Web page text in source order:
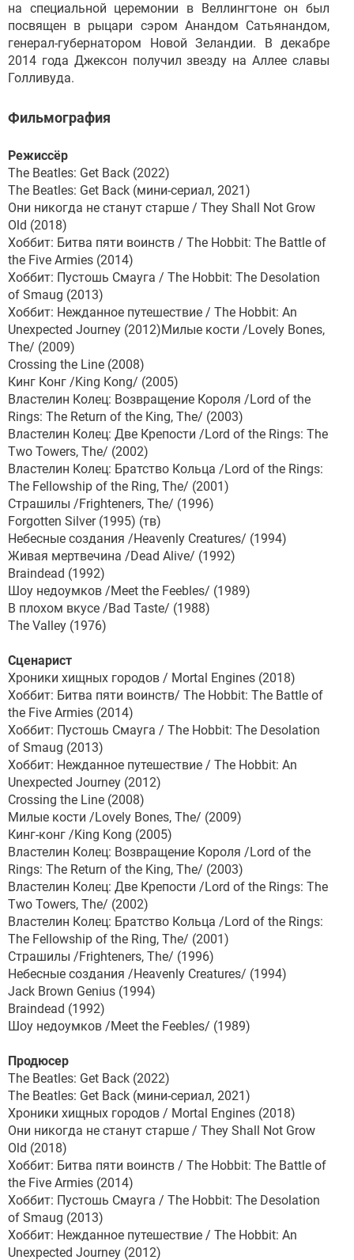
на специальной церемонии в Веллингтоне он был
посвящен в рыцари сэром Анандом Сатьянандом,
генерал-губернатором Новой Зеландии. В декабре
2014 года Джексон получил звезду на Аллее славы
Голливуда.
Фильмография
Режиссёр
The Beatles: Get Back (2022)
The Beatles: Get Back (мини-сериал, 2021)
Они никогда не станут старше / They Shall Not Grow
Old (2018)
Хоббит: Битва пяти воинств / The Hobbit: The Battle of
the Five Armies (2014)
Хоббит: Пустошь Смауга / The Hobbit: The Desolation
of Smaug (2013)
Хоббит: Нежданное путешествие / The Hobbit: An
Unexpected Journey (2012)Милые кости /Lovely Bones,
The/ (2009)
Crossing the Line (2008)
Кинг Конг /King Kong/ (2005)
Властелин Колец: Возвращение Короля /Lord of the
Rings: The Return of the King, The/ (2003)
Властелин Колец: Две Крепости /Lord of the Rings: The
Two Towers, The/ (2002)
Властелин Колец: Братство Кольца /Lord of the Rings:
The Fellowship of the Ring, The/ (2001)
Страшилы /Frighteners, The/ (1996)
Forgotten Silver (1995) (тв)
Небесные создания /Heavenly Creatures/ (1994)
Живая мертвечина /Dead Alive/ (1992)
Braindead (1992)
Шоу недоумков /Meet the Feebles/ (1989)
В плохом вкусе /Bad Taste/ (1988)
The Valley (1976)
Сценарист
Хроники хищных городов / Mortal Engines (2018)
Хоббит: Битва пяти воинств/ The Hobbit: The Battle of
the Five Armies (2014)
Хоббит: Пустошь Смауга / The Hobbit: The Desolation
of Smaug (2013)
Хоббит: Нежданное путешествие / The Hobbit: An
Unexpected Journey (2012)
Crossing the Line (2008)
Милые кости /Lovely Bones, The/ (2009)
Кинг-конг /King Kong (2005)
Властелин Колец: Возвращение Короля /Lord of the
Rings: The Return of the King, The/ (2003)
Властелин Колец: Две Крепости /Lord of the Rings: The
Two Towers, The/ (2002)
Властелин Колец: Братство Кольца /Lord of the Rings:
The Fellowship of the Ring, The/ (2001)
Страшилы /Frighteners, The/ (1996)
Небесные создания /Heavenly Creatures/ (1994)
Jack Brown Genius (1994)
Braindead (1992)
Шоу недоумков /Meet the Feebles/ (1989)
Продюсер
The Beatles: Get Back (2022)
The Beatles: Get Back (мини-сериал, 2021)
Хроники хищных городов / Mortal Engines (2018)
Они никогда не станут старше / They Shall Not Grow
Old (2018)
Хоббит: Битва пяти воинств / The Hobbit: The Battle of
the Five Armies (2014)
Хоббит: Пустошь Смауга / The Hobbit: The Desolation
of Smaug (2013)
Хоббит: Нежданное путешествие / The Hobbit: An
Unexpected Journey (2012)